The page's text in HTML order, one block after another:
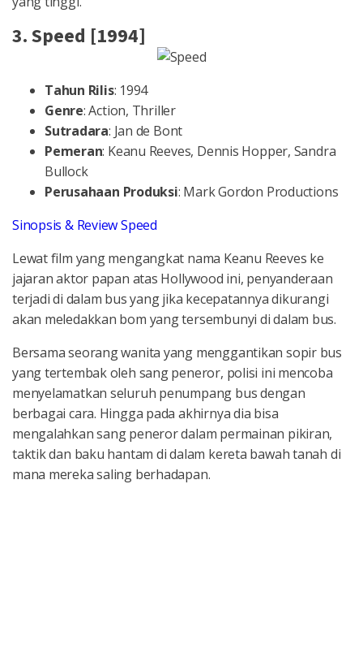
3. Speed [1994]
Tahun Rilis: 1994
Genre: Action, Thriller
Sutradara: Jan de Bont
Pemeran: Keanu Reeves, Dennis Hopper, Sandra
Bullock
Perusahaan Produksi: Mark Gordon Productions
Sinopsis & Review Speed
Lewat film yang mengangkat nama Keanu Reeves ke
jajaran aktor papan atas Hollywood ini, penyanderaan
terjadi di dalam bus yang jika kecepatannya dikurangi
akan meledakkan bom yang tersembunyi di dalam bus.
Bersama seorang wanita yang menggantikan sopir bus
yang tertembak oleh sang peneror, polisi ini mencoba
menyelamatkan seluruh penumpang bus dengan
berbagai cara. Hingga pada akhirnya dia bisa
mengalahkan sang peneror dalam permainan pikiran,
taktik dan baku hantam di dalam kereta bawah tanah di
mana mereka saling berhadapan.